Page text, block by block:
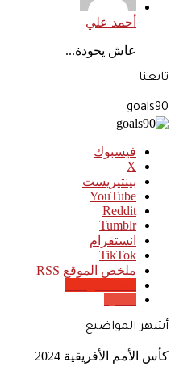
أحمد علي
عاش يحودة...
تابعنا
goals90
فيسبوك
‫X
بينتيريست
‫YouTube
انستقرام
‫TikTok
ملخص الموقع RSS
أشهر المواضيع
كأس الأمم الأفريقية 2024